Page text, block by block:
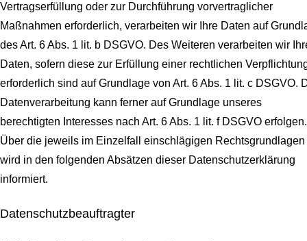
Vertragserfüllung oder zur Durchführung vorvertraglicher
Maßnahmen erforderlich, verarbeiten wir Ihre Daten auf
des Art. 6 Abs. 1 lit. b DSGVO. Des Weiteren verarbeiten wir
Daten, sofern diese zur Erfüllung einer rechtlichen
erforderlich sind auf Grundlage von Art. 6 Abs. 1 lit. c DSGVO.
Datenverarbeitung kann ferner auf Grundlage unseres
berechtigten Interesses nach Art. 6 Abs. 1 lit. f DSGVO erfolgen.
Über die jeweils im Einzelfall einschlägigen Rechtsgrundlagen
wird in den folgenden Absätzen dieser Datenschutzerklärung
informiert.
Datenschutz­beauftragter